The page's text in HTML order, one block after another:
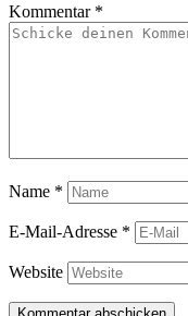
Kommentar *
Name *
E-Mail-Adresse *
Website